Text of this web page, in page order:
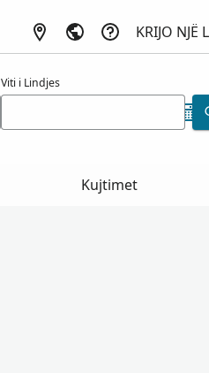
KRIJO NJË
Viti i Lindjes
Kujtimet